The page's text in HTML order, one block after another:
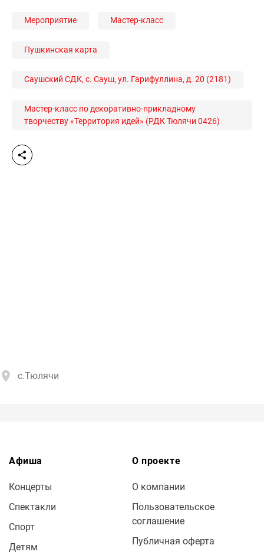
Мероприятие Мастер-класс
Пушкинская карта
Саушский СДК, с. Сауш, ул. Гарифуллина, д. 20 (2181)
Мастер-класс по декоративно-прикладному
творчеству «Территория идей» (РДК Тюлячи 0426)
с.Тюлячи
Афиша
Концерты
Спектакли
Спорт
Детям
О проекте
О компании
Пользовательское
соглашение
Публичная оферта